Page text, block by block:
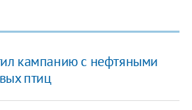
кампанию с нефтяными
птиц